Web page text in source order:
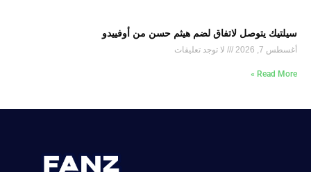
سيلتيك يتوصل لاتفاق لضم هيثم حسن من أوفييدو
أغسطس 7, 2026 لا توجد تعليقات
Read More »